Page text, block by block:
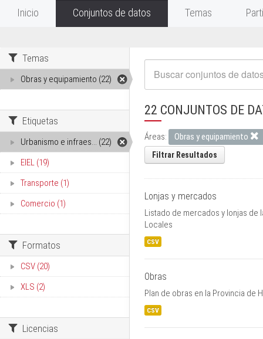
Inicio Conjuntos de datos Temas
22 CONJUNTOS DE
Áreas: Obras y equipamiento
Filtrar Resultados
Lonjas y mercados
Listado de mercados y lonjas de
Locales
CSV
Obras
Plan de obras en la Provincia de
CSV
Temas
Obras y equipamiento (22)
Etiquetas
Urbanismo e infraes... (22)
EIEL (19)
Transporte (1)
Comercio (1)
Formatos
CSV (20)
XLS (2)
Licencias